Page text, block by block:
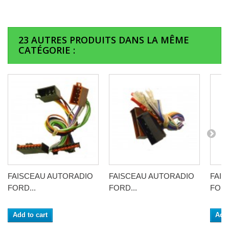
23 AUTRES PRODUITS DANS LA MÊME
CATÉGORIE :
FAISCEAU AUTORADIO
FORD...
Add to cart
FAISCEAU AUTORADIO
FORD...